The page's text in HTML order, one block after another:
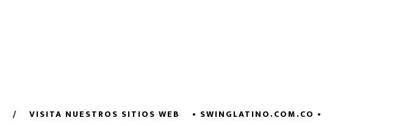
/ VISITA NUESTROS SITIOS WEB • SWINGLATINO.COM.CO •